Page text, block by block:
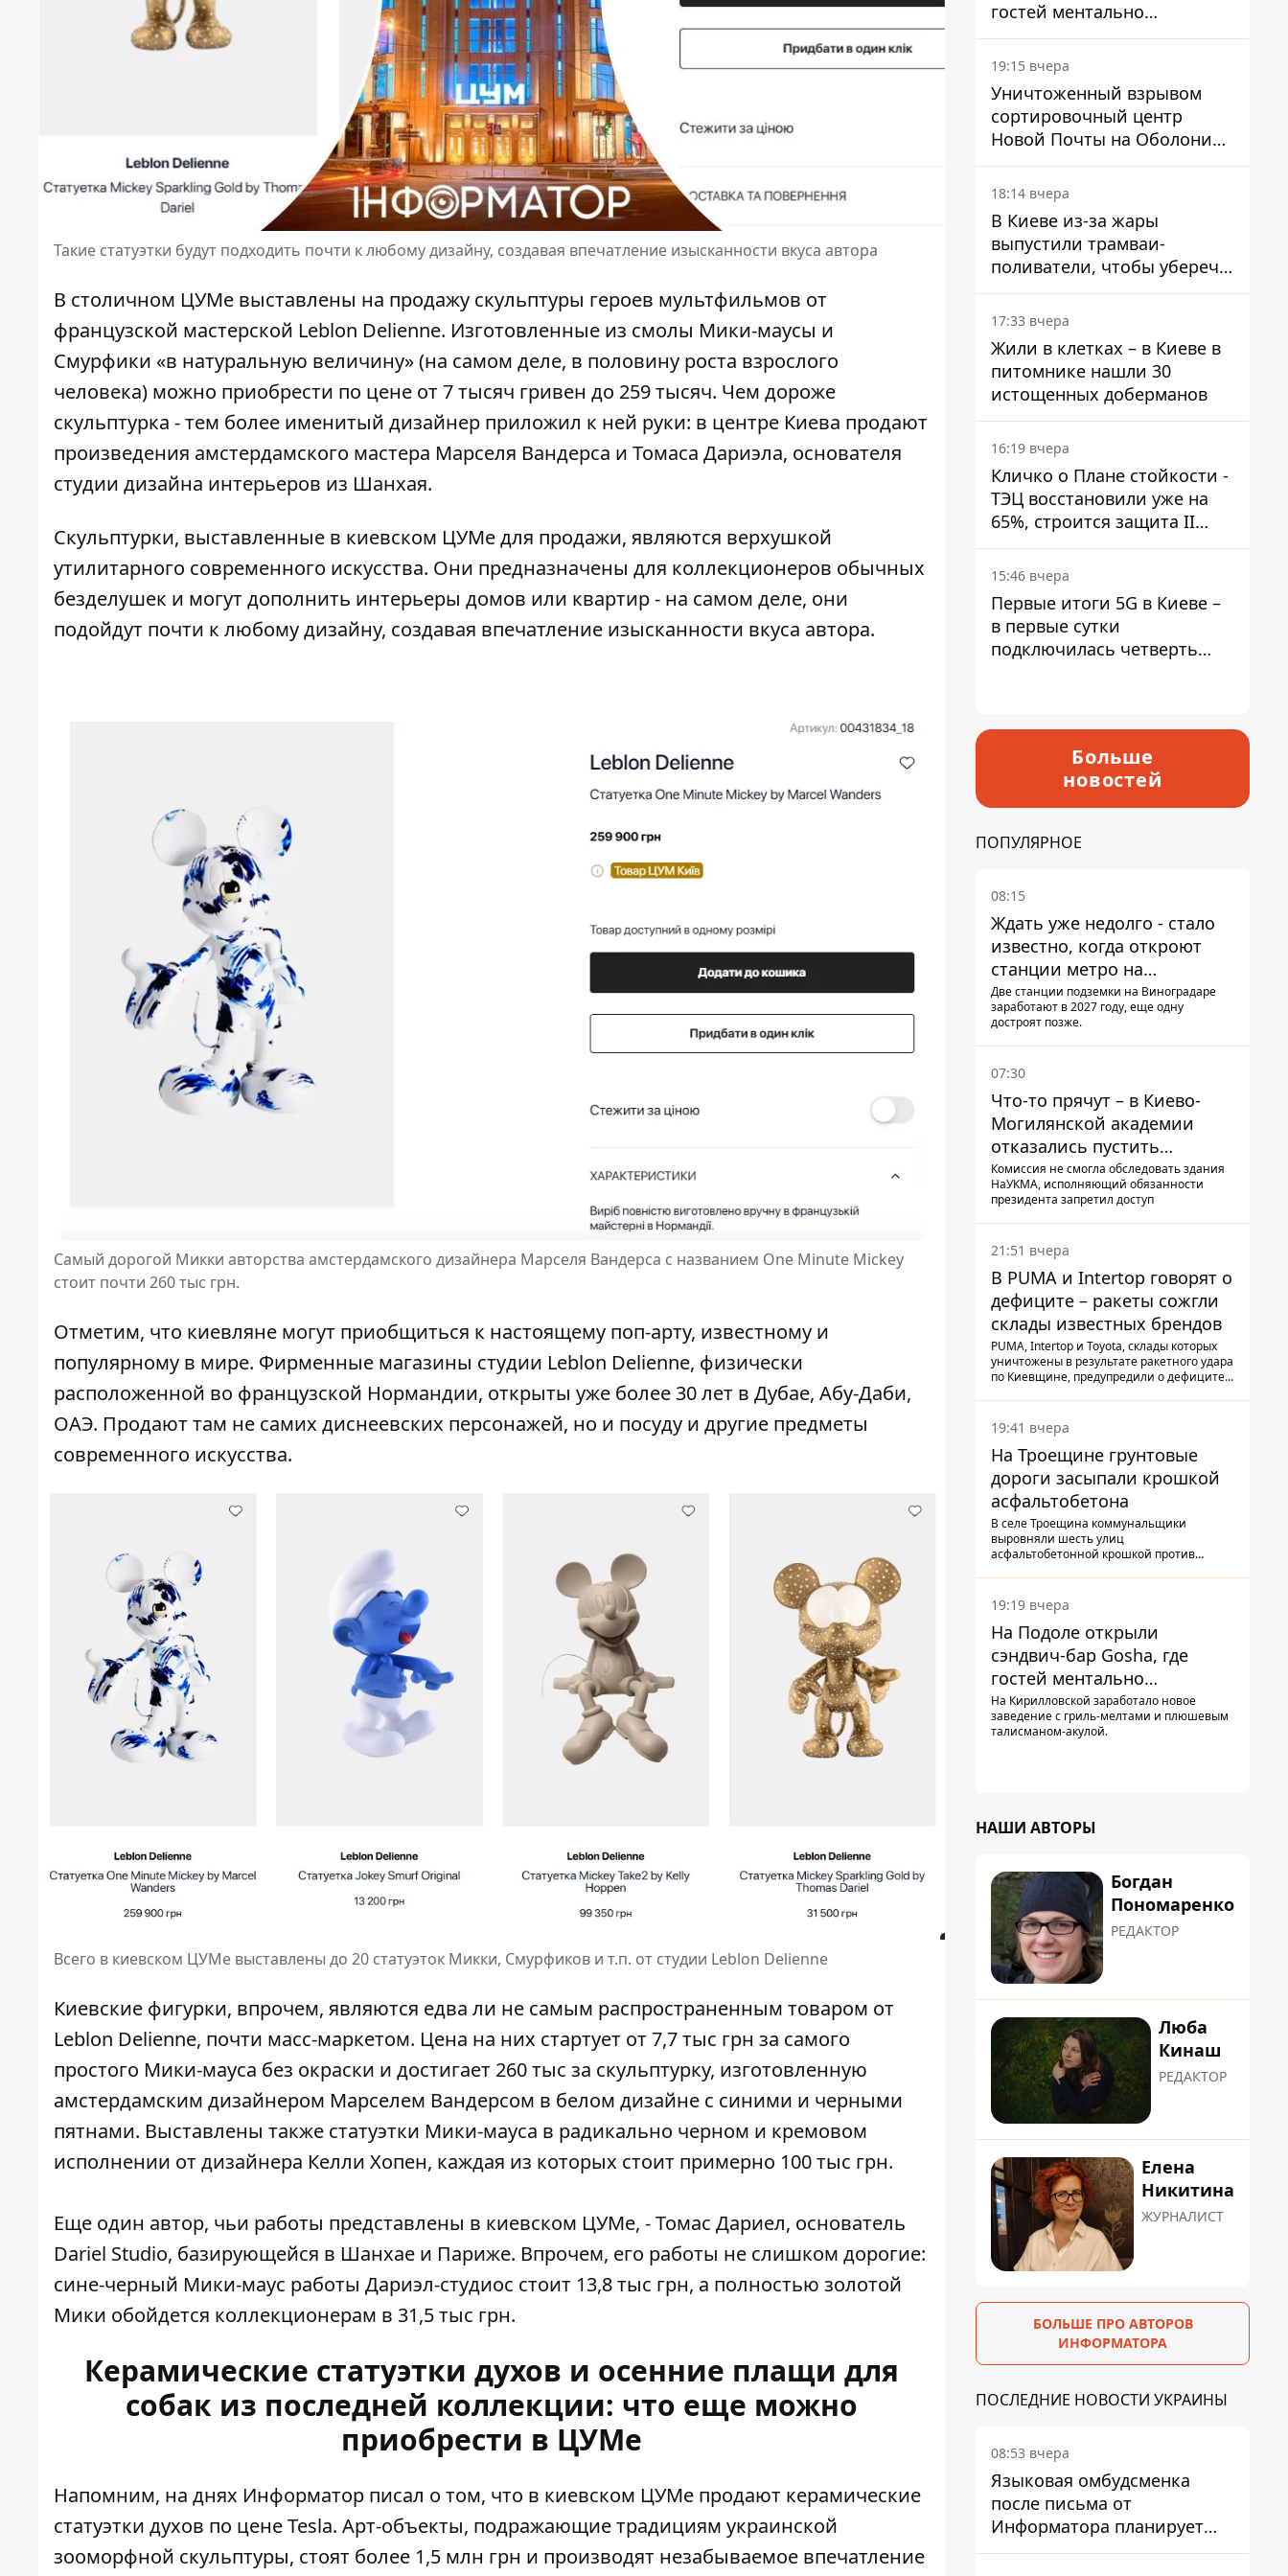
Такие статуэтки будут подходить почти к любому дизайну, создавая впечатление изысканности вкуса автора
В столичном ЦУМе выставлены на продажу скульптуры героев мультфильмов от
французской мастерской Leblon Delienne. Изготовленные из смолы Мики-маусы и
Смурфики «в натуральную величину» (на самом деле, в половину роста взрослого
человека) можно приобрести по цене от 7 тысяч гривен до 259 тысяч. Чем дороже
скульптурка - тем более именитый дизайнер приложил к ней руки: в центре Киева продают
произведения амстердамского мастера Марселя Вандерса и Томаса Дариэла, основателя
студии дизайна интерьеров из Шанхая.
Скульптурки, выставленные в киевском ЦУМе для продажи, являются верхушкой
утилитарного современного искусства. Они предназначены для коллекционеров обычных
безделушек и могут дополнить интерьеры домов или квартир - на самом деле, они
подойдут почти к любому дизайну, создавая впечатление изысканности вкуса автора.
Самый дорогой Микки авторства амстердамского дизайнера Марселя Вандерса с названием One Minute Mickey
стоит почти 260 тыс грн.
Отметим, что киевляне могут приобщиться к настоящему поп-арту, известному и
популярному в мире. Фирменные магазины студии Leblon Delienne, физически
расположенной во французской Нормандии, открыты уже более 30 лет в Дубае, Абу-Даби,
ОАЭ. Продают там не самих диснеевских персонажей, но и посуду и другие предметы
современного искусства.
Всего в киевском ЦУМе выставлены до 20 статуэток Микки, Смурфиков и т.п. от студии Leblon Delienne
Киевские фигурки, впрочем, являются едва ли не самым распространенным товаром от
Leblon Delienne, почти масс-маркетом. Цена на них стартует от 7,7 тыс грн за самого
простого Мики-мауса без окраски и достигает 260 тыс за скульптурку, изготовленную
амстердамским дизайнером Марселем Вандерсом в белом дизайне с синими и черными
пятнами. Выставлены также статуэтки Мики-мауса в радикально черном и кремовом
исполнении от дизайнера Келли Хопен, каждая из которых стоит примерно 100 тыс грн.
Еще один автор, чьи работы представлены в киевском ЦУМе, - Томас Дариел, основатель
Dariel Studio, базирующейся в Шанхае и Париже. Впрочем, его работы не слишком дорогие:
сине-черный Мики-маус работы Дариэл-студиос стоит 13,8 тыс грн, а полностью золотой
Мики обойдется коллекционерам в 31,5 тыс грн.
Керамические статуэтки духов и осенние плащи для
собак из последней коллекции: что еще можно
приобрести в ЦУМе
Напомним, на днях Информатор писал о том, что в киевском ЦУМе продают керамические
статуэтки духов по цене Tesla. Арт-объекты, подражающие традициям украинской
зооморфной скульптуры, стоят более 1,5 млн грн и производят незабываемое впечатление
гостей ментально
разгружает акула
19:15 вчера
Уничтоженный взрывом
сортировочный центр
Новой Почты на Оболони
заработал – выдают
посылки
18:14 вчера
В Киеве из-за жары
выпустили трамваи-
поливатели, чтобы уберечь
рельсы от деформации
17:33 вчера
Жили в клетках – в Киеве в
питомнике нашли 30
истощенных доберманов
16:19 вчера
Кличко о Плане стойкости -
ТЭЦ восстановили уже на
65%, строится защита II
уровня
15:46 вчера
Первые итоги 5G в Киеве –
в первые сутки
подключилась четверть
Больше
новостей
ПОПУЛЯРНОЕ
08:15
Ждать уже недолго - стало
известно, когда откроют
станции метро на
Виноградаре
Две станции подземки на Виноградаре
заработают в 2027 году, еще одну
достроят позже.
07:30
Что-то прячут – в Киево-
Могилянской академии
отказались пустить
комиссию по охране
памятников на территорию
Комиссия не смогла обследовать здания
НаУКМА, исполняющий обязанности
президента запретил доступ
21:51 вчера
В PUMA и Intertop говорят о
дефиците – ракеты сожгли
склады известных брендов
PUMA, Intertop и Toyota, склады которых
уничтожены в результате ракетного удара
по Киевщине, предупредили о дефиците
19:41 вчера
На Троещине грунтовые
дороги засыпали крошкой
асфальтобетона
В селе Троещина коммунальщики
выровняли шесть улиц
асфальтобетонной крошкой против
19:19 вчера
На Подоле открыли
сэндвич-бар Gosha, где
гостей ментально
разгружает акула
На Кирилловской заработало новое
заведение с гриль-мелтами и плюшевым
талисманом-акулой.
НАШИ АВТОРЫ
Богдан
Пономаренко
РЕДАКТОР
Люба
Кинаш
РЕДАКТОР
Елена
Никитина
ЖУРНАЛИСТ
БОЛЬШЕ ПРО АВТОРОВ
ИНФОРМАТОРА
ПОСЛЕДНИЕ НОВОСТИ УКРАИНЫ
08:53 вчера
Языковая омбудсменка
после письма от
Информатора планирует
наказать компанию-